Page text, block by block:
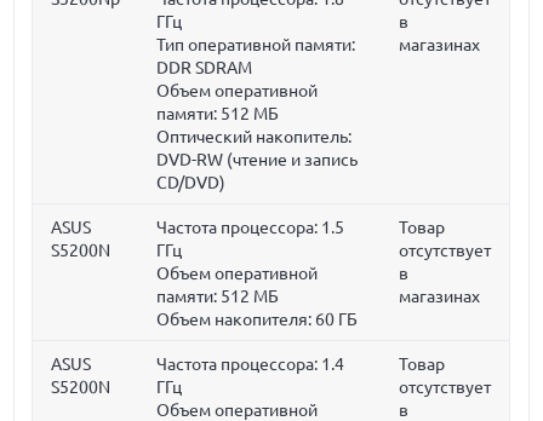
ГГц
Тип оперативной памяти:
DDR SDRAM
Объем оперативной
памяти: 512 МБ
Оптический накопитель:
DVD-RW (чтение и запись
CD/DVD)
в
магазинах
ASUS
S5200N
Частота процессора: 1.5
ГГц
Объем оперативной
памяти: 512 МБ
Объем накопителя: 60 ГБ
Товар
отсутствует
в
магазинах
ASUS
S5200N
Частота процессора: 1.4
ГГц
Объем оперативной
Товар
отсутствует
в